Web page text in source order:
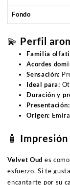
Fondo
💫 Perfil
Familia
Acordes
Sensación:
Ideal para:
Duración y
Presentación:
Origen:
🧴 Impresión
Velvet Oud es
esfuerzo. Si te
encantarte por su